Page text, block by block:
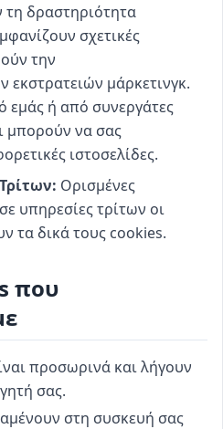
δραστηριότητα
σχετικές
την
εκστρατειών μάρκετινγκ.
εμάς ή από συνεργάτες
μπορούν να σας
ιστοσελίδες.
Ορισμένες
υπηρεσίες τρίτων οι
τα δικά τους cookies.
που
προσωρινά και λήγουν
σας.
στη συσκευή σας